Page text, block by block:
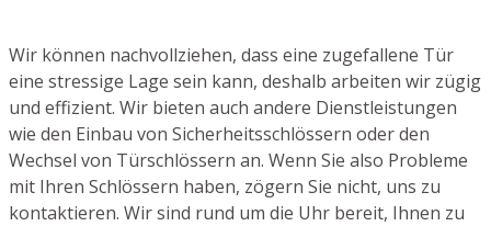
Wir können nachvollziehen, dass eine zugefallene Tür
eine stressige Lage sein kann, deshalb arbeiten wir zügig
und effizient. Wir bieten auch andere Dienstleistungen
wie den Einbau von Sicherheitsschlössern oder den
Wechsel von Türschlössern an. Wenn Sie also Probleme
mit Ihren Schlössern haben, zögern Sie nicht, uns zu
kontaktieren. Wir sind rund um die Uhr bereit, Ihnen zu